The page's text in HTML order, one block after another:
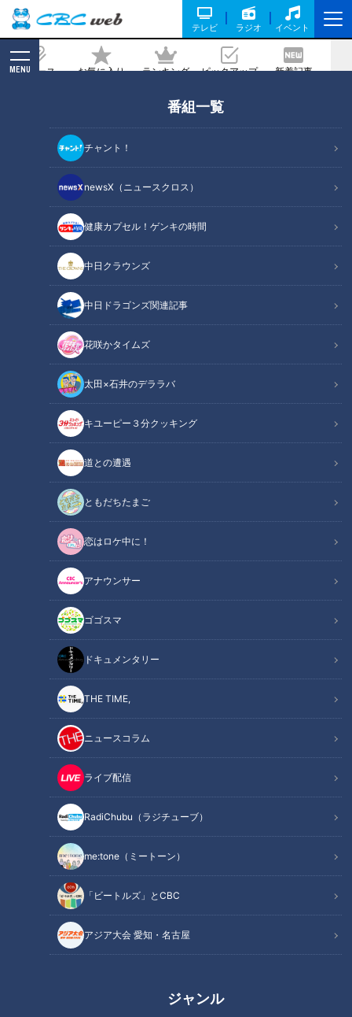
テレビ ラジオ イベント
ニュース お気に入り ランキング ピックアップ 新着記事
MENU
番組一覧
チャント！
newsX（ニュースクロス）
健康カプセル！ゲンキの時間
中日クラウンズ
中日ドラゴンズ関連記事
花咲かタイムズ
太田×石井のデララバ
キユーピー３分クッキング
道との遭遇
ともだちたまご
恋はロケ中に！
アナウンサー
ゴゴスマ
ドキュメンタリー
THE TIME,
ニュースコラム
ライブ配信
RadiChubu（ラジチューブ）
me:tone（ミートーン）
「ビートルズ」とCBC
アジア大会 愛知・名古屋
ジャンル
パーマスター直伝！業務スーパー食材の
カンタン大変身レシピ
記事に戻る
この記事の画像（全17枚）
記事に戻る